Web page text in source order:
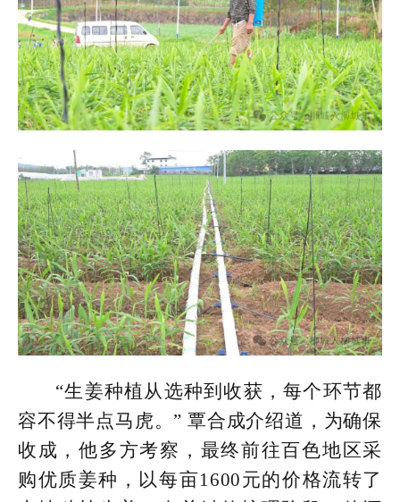
“生姜种植从选种到收获，每个环节都
容不得半点马虎。” 覃合成介绍道，为确保
收成，他多方考察，最终前往百色地区采
购优质姜种，以每亩1600元的价格流转了